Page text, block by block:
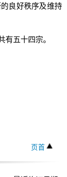
良好秩序及维持
五十四宗。
页首